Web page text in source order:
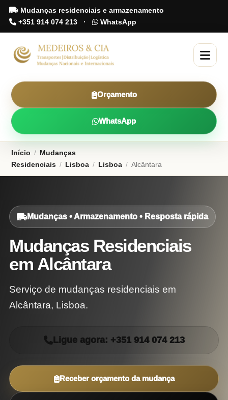
Mudanças residenciais e armazenamento
+351 914 074 213 · WhatsApp
Orçamento
WhatsApp
Início / Mudanças
Residenciais / Lisboa / Lisboa / Alcântara
Mudanças • Armazenamento • Resposta rápida
Mudanças Residenciais
em Alcântara
Serviço de mudanças residenciais em
Alcântara, Lisboa.
Ligue agora: +351 914 074 213
Receber orçamento da mudança